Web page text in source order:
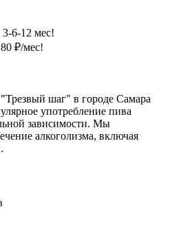
6-12 мес!
₽/мес!
шаг" в городе Самара
употребление пива
зависимости. Мы
алкоголизма, включая